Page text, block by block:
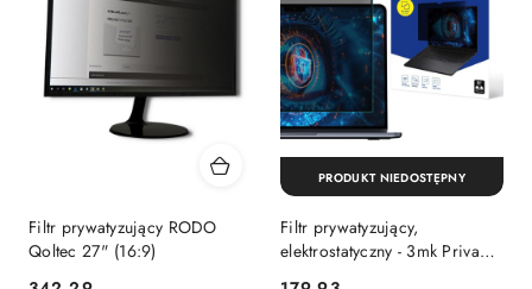
Filtr prywatyzujący RODO
Qoltec 27" (16:9)
Filtr prywatyzujący,
elektrostatyczny - 3mk Privacy
PRODUKT NIEDOSTĘPNY